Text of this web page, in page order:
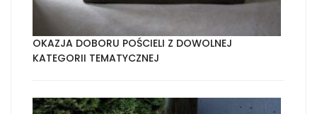
OKAZJA DOBORU POŚCIELI Z DOWOLNEJ
KATEGORII TEMATYCZNEJ